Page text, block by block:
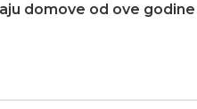
domove od ove godine